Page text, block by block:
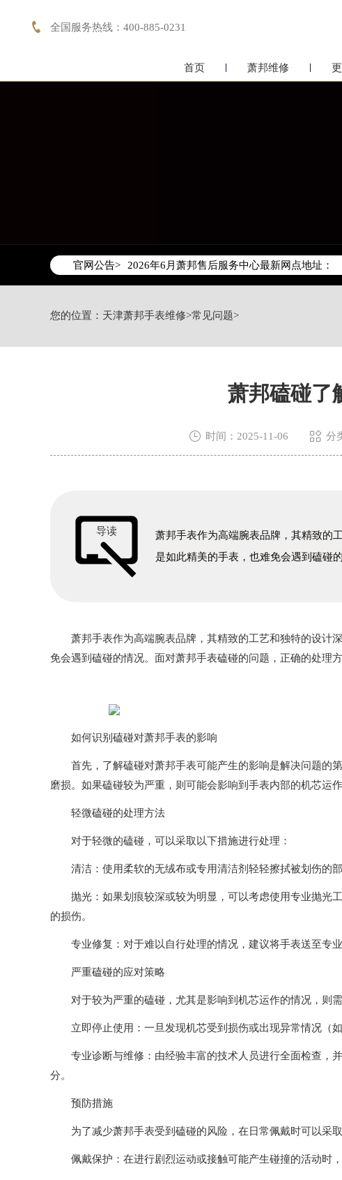
 全国服务热线：400-885-0231
首页 萧邦维修
官网公告>
2026年6月萧邦售后服务中心最新网点地址：
节假日正常营业！
您的位置： 天津萧邦手表维修>常见问题>
萧邦磕碰了
 时间：2025-11-06  分
导读
萧邦手表作为高端腕表品牌，其精致的
是如此精美的手表，也难免会遇到磕碰
萧邦手表作为高端腕表品牌，其精致的工艺和独特的设计
免会遇到磕碰的情况。面对萧邦手表磕碰的问题，正确的处理
如何识别磕碰对萧邦手表的影响
首先，了解磕碰对萧邦手表可能产生的影响是解决问题的
磨损。如果磕碰较为严重，则可能会影响到手表内部的机芯运
轻微磕碰的处理方法
对于轻微的磕碰，可以采取以下措施进行处理：
清洁：使用柔软的无绒布或专用清洁剂轻轻擦拭被划伤的部
抛光：如果划痕较深或较为明显，可以考虑使用专业抛光
的损伤。
专业修复：对于难以自行处理的情况，建议将手表送至专业
严重磕碰的应对策略
对于较为严重的磕碰，尤其是影响到机芯运作的情况，则需
立即停止使用：一旦发现机芯受到损伤或出现异常情况（如
专业诊断与维修：由经验丰富的技术人员进行全面检查，
分。
预防措施
为了减少萧邦手表受到磕碰的风险，在日常佩戴时可以采取
佩戴保护：在进行剧烈运动或接触可能产生碰撞的活动时，